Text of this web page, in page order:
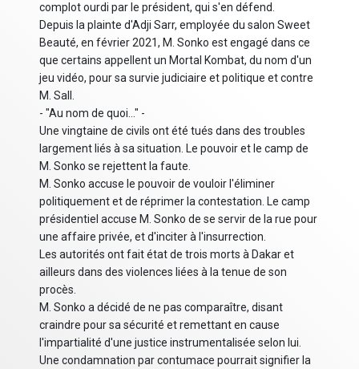
complot ourdi par le président, qui s'en défend.
Depuis la plainte d'Adji Sarr, employée du salon Sweet
Beauté, en février 2021, M. Sonko est engagé dans ce
que certains appellent un Mortal Kombat, du nom d'un
jeu vidéo, pour sa survie judiciaire et politique et contre
M. Sall.
- "Au nom de quoi..." -
Une vingtaine de civils ont été tués dans des troubles
largement liés à sa situation. Le pouvoir et le camp de
M. Sonko se rejettent la faute.
M. Sonko accuse le pouvoir de vouloir l'éliminer
politiquement et de réprimer la contestation. Le camp
présidentiel accuse M. Sonko de se servir de la rue pour
une affaire privée, et d'inciter à l'insurrection.
Les autorités ont fait état de trois morts à Dakar et
ailleurs dans des violences liées à la tenue de son
procès.
M. Sonko a décidé de ne pas comparaître, disant
craindre pour sa sécurité et remettant en cause
l'impartialité d'une justice instrumentalisée selon lui.
Une condamnation par contumace pourrait signifier la